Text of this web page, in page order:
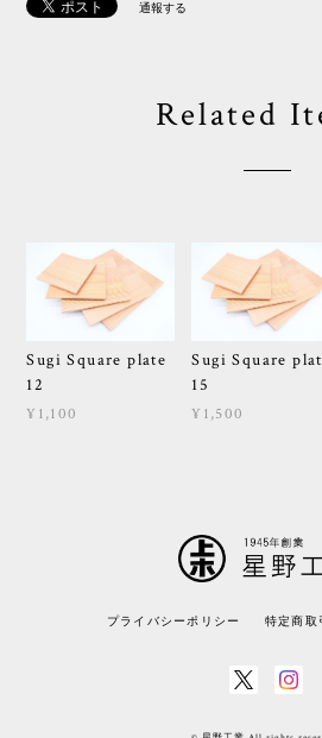
通報する
Related
Sugi Square plate
12
¥1,100
Sugi Square
15
¥1,500
プライバシーポリシー 特定商取